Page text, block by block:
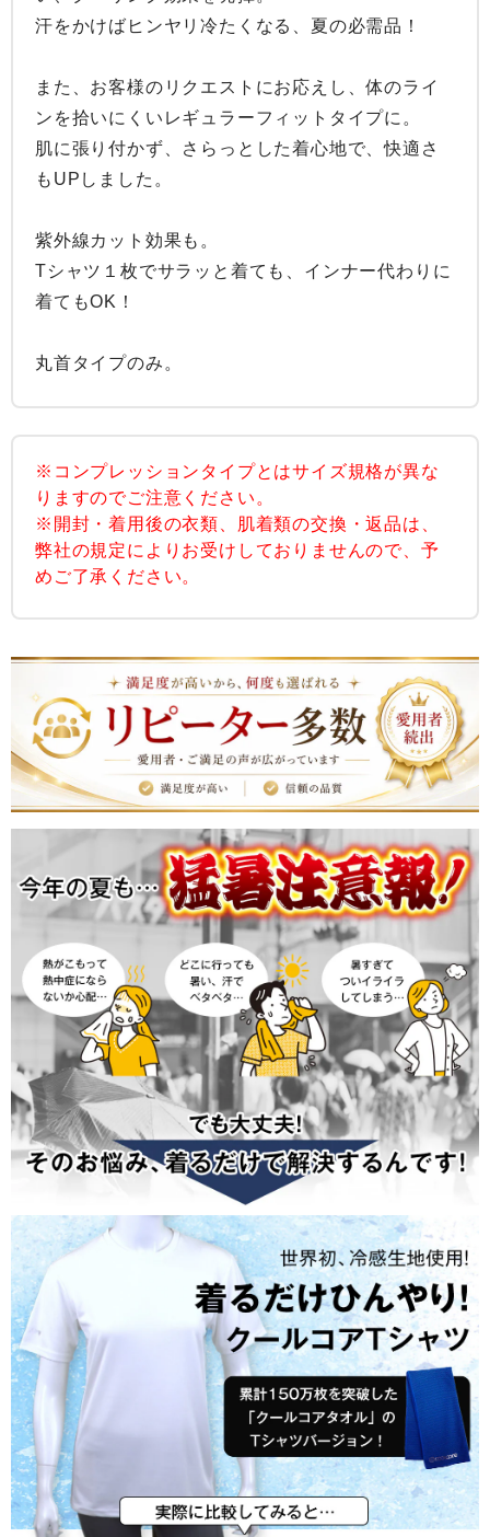
汗をかけばヒンヤリ冷たくなる、夏の必需品！
また、お客様のリクエストにお応えし、体のライ
ンを拾いにくいレギュラーフィットタイプに。
肌に張り付かず、さらっとした着心地で、快適さ
もUPしました。
紫外線カット効果も。
Tシャツ１枚でサラッと着ても、インナー代わりに
着てもOK！
丸首タイプのみ。
※コンプレッションタイプとはサイズ規格が異な
りますのでご注意ください。
※開封・着用後の衣類、肌着類の交換・返品は、
弊社の規定によりお受けしておりませんので、予
めご了承ください。